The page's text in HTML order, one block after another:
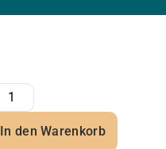
In den Warenkorb